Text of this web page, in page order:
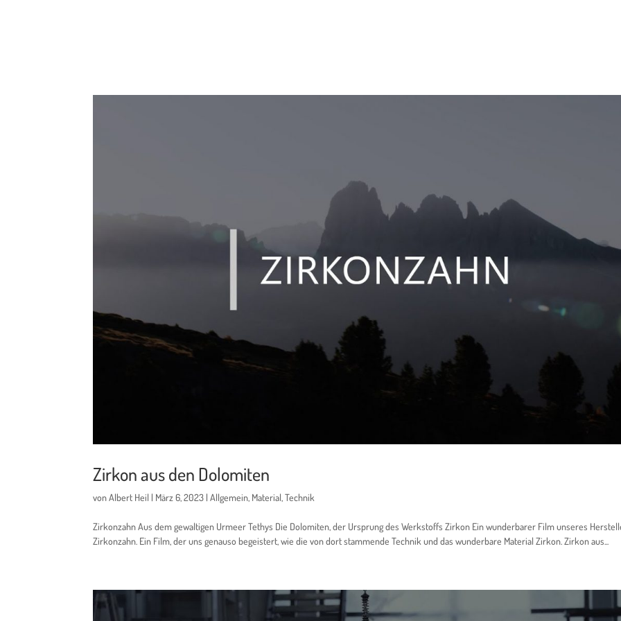
Zirkon aus den Dolomiten
vonAlbert Heil | März 6, 2023 |Allgemein, Material,Technik
Zirkonzahn Aus dem gewaltigen Urmeer Tethys Die Dolomiten, der Ursprung des Werkstoffs Zirkon Ein wunderbarer Film unseres
Zirkonzahn. Ein Film, der uns genauso begeistert, wie die von dort stammende Technik und das wunderbare Material Zirkon. Zirkon aus...